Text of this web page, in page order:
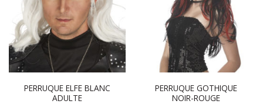
PERRUQUE ELFE BLANC
ADULTE
PERRUQUE GOTHIQUE
NOIR-ROUGE